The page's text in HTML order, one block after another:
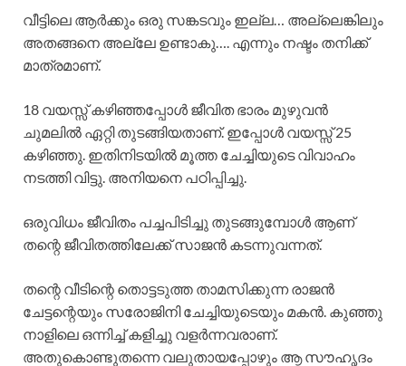
വീട്ടിലെ ആർക്കും ഒരു സങ്കടവും ഇല്ല… അല്ലെങ്കിലും
അതങ്ങനെ അല്ലേ ഉണ്ടാകു…. എന്നും നഷ്ടം തനിക്ക്
മാത്രമാണ്.
18 വയസ്സ് കഴിഞ്ഞപ്പോൾ ജീവിത ഭാരം മുഴുവൻ
ചുമലിൽ ഏറ്റി തുടങ്ങിയതാണ്. ഇപ്പോൾ വയസ്സ് 25
കഴിഞ്ഞു. ഇതിനിടയിൽ മൂത്ത ചേച്ചിയുടെ വിവാഹം
നടത്തി വിട്ടു. അനിയനെ പഠിപ്പിച്ചു.
ഒരുവിധം ജീവിതം പച്ചപിടിച്ചു തുടങ്ങുമ്പോൾ ആണ്
തന്റെ ജീവിതത്തിലേക്ക് സാജൻ കടന്നുവന്നത്.
തന്റെ വീടിന്റെ തൊട്ടടുത്ത താമസിക്കുന്ന രാജൻ
ചേട്ടന്റെയും സരോജിനി ചേച്ചിയുടെയും മകൻ. കുഞ്ഞു
നാളിലെ ഒന്നിച്ച് കളിച്ചു വളർന്നവരാണ്.
അതുകൊണ്ടുതന്നെ വലുതായപ്പോഴും ആ സൗഹൃദം